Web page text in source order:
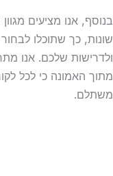
בנוסף, אנו מציעים
שונות, כך שתוכלו
ולדרישות שלכם. אנו
מתוך האמונה כי לכל
משתלם.